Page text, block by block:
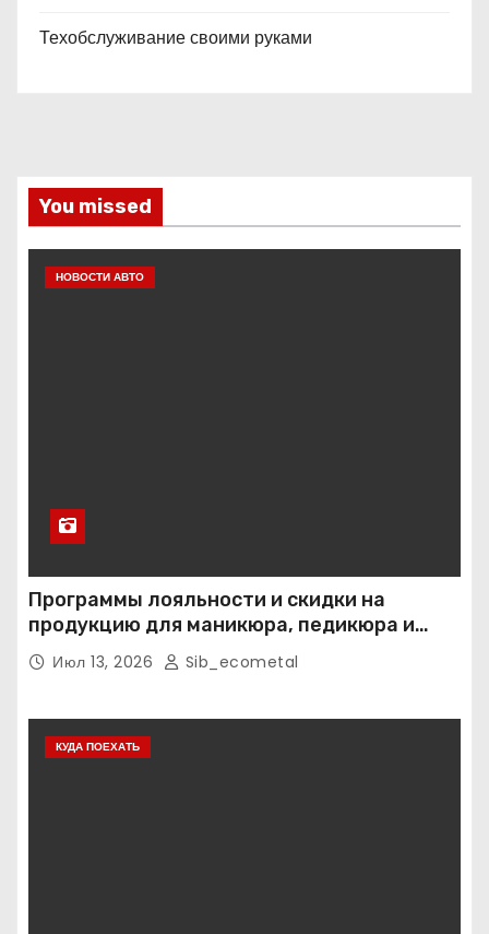
Техобслуживание своими руками
You missed
НОВОСТИ АВТО
Программы лояльности и скидки на
продукцию для маникюра, педикюра и
наращивания ресниц
Июл 13, 2026 Sib_ecometal
КУДА ПОЕХАТЬ